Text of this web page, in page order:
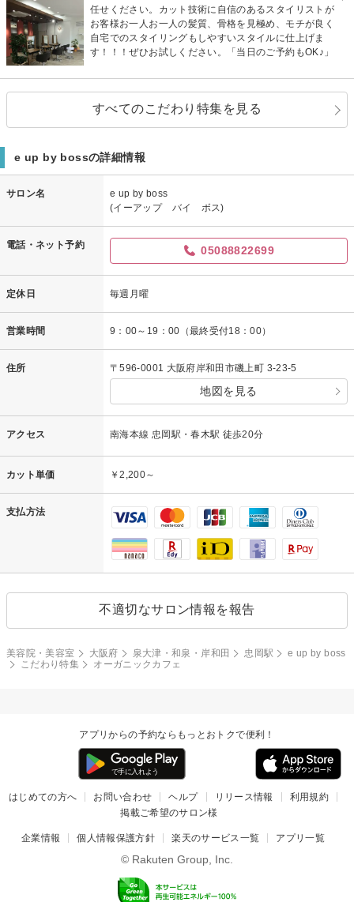
任せください。カット技術に自信のあるスタイリストが
お客様お一人お一人の髪質、骨格を見極め、モチが良く
自宅でのスタイリングもしやすいスタイルに仕上げま
す！！！ぜひお試しください。「当日のご予約もOK♪」
すべてのこだわり特集を見る
e up by bossの詳細情報
サロン名
e up by boss
(イーアップ バイ ボス)
電話・ネット予約 05088822699
定休日 毎週月曜
営業時間 9：00～19：00（最終受付18：00）
住所 〒596-0001 大阪府岸和田市磯上町 3-23-5
地図を見る
アクセス 南海本線 忠岡駅・春木駅 徒歩20分
カット単価 ￥2,200～
支払方法
不適切なサロン情報を報告
美容院・美容室 大阪府 泉大津・和泉・岸和田 忠岡駅
e up by boss
こだわり特集
オーガニックカフェ
アプリからの予約ならもっとおトクで便利！
はじめての方へ お問い合わせ ヘルプ リリース情報
利用規約
掲載ご希望のサロン様
企業情報 個人情報保護方針 楽天のサービス一覧 アプリ一覧
© Rakuten Group, Inc.